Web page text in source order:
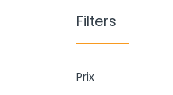
Filters
Prix